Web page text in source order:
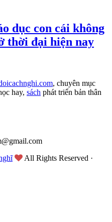
dục con cái không
thời đại hiện nay
, chuyên mục
hay, sách phát triển bản thân
All Rights Reserved ·